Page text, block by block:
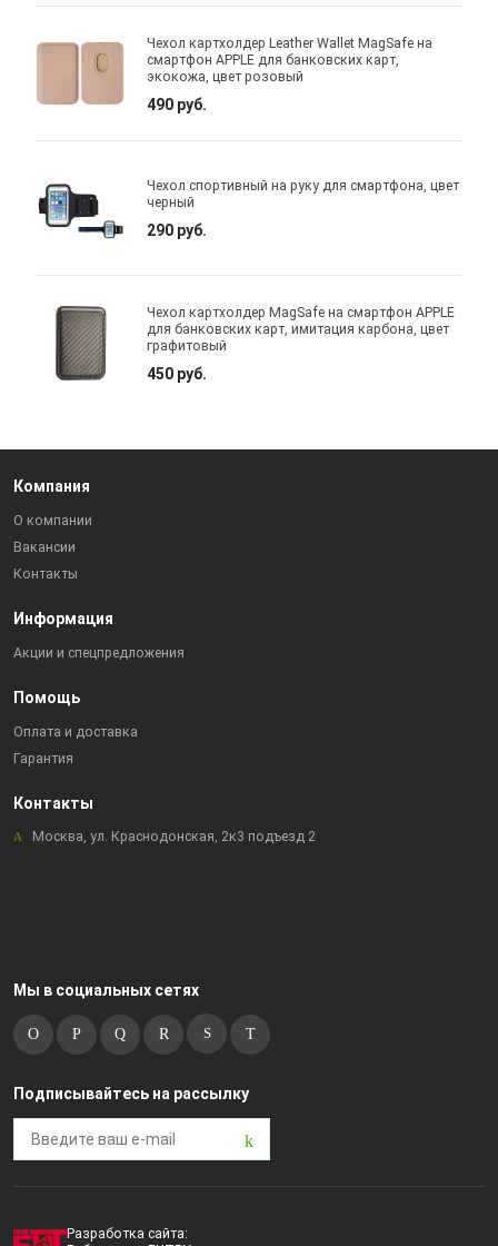
Чехол картхолдер Leather Wallet MagSafe на
смартфон APPLE для банковских карт,
экокожа, цвет розовый
490 руб.
Чехол спортивный на руку для смартфона, цвет
черный
290 руб.
Чехол картхолдер MagSafe на смартфон APPLE
для банковских карт, имитация карбона, цвет
графитовый
450 руб.
Компания
О компании
Вакансии
Контакты
Информация
Акции и спецпредложения
Помощь
Оплата и доставка
Гарантия
Контакты
Москва, ул. Краснодонская, 2к3 подъезд 2
Мы в социальных сетях
Подписывайтесь на рассылку
Разработка сайта: